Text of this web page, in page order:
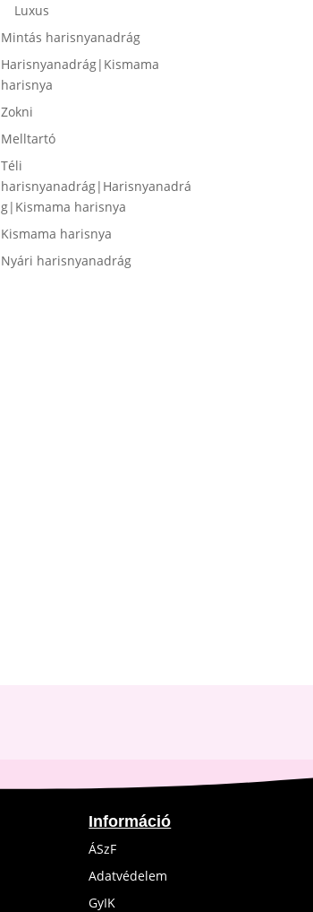
Luxus
Mintás harisnyanadrág
Harisnyanadrág|Kismama
harisnya
Zokni
Melltartó
Téli
harisnyanadrág|Harisnyanadrá
g|Kismama harisnya
Kismama harisnya
Nyári harisnyanadrág
Információ
ÁSzF
Adatvédelem
GyIK